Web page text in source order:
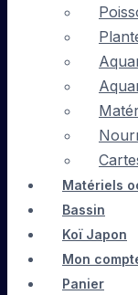
Matériels
Bassin
Koï Japon
Mon
Panier